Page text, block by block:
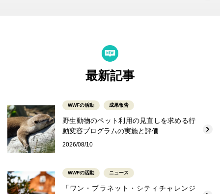
最新記事
WWFの活動 成果報告
野生動物のペット利用の見直しを求める行
動変容プログラムの実施と評価
2026/08/10
WWFの活動 ニュース
「ワン・プラネット・シティチャレンジ